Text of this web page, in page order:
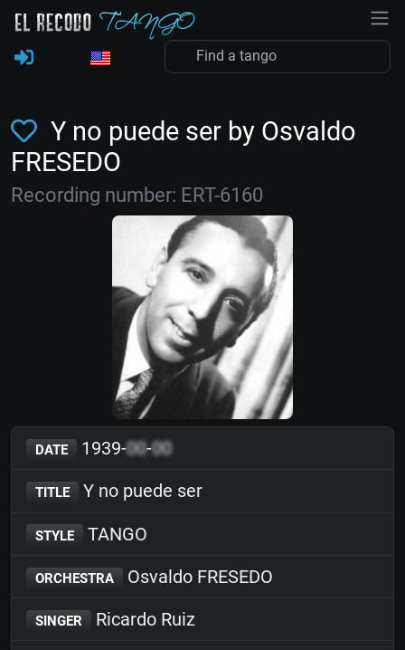
Y no puede ser by Osvaldo
FRESEDO
Recording number: ERT-6160
DATE 1939-00-00
TITLE Y no puede ser
STYLE TANGO
ORCHESTRA Osvaldo FRESEDO
SINGER Ricardo Ruiz